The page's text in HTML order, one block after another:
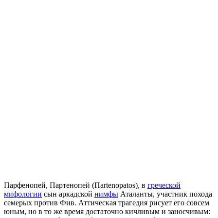
Парфенопей, Партенопей (Пartenopatos), в греческой
мифологии сын аркадской нимфы Аталанты, участник похода
семерых против Фив. Аттическая трагедия рисует его совсем
юным, но в то же время достаточно кичливым и заносчивым: